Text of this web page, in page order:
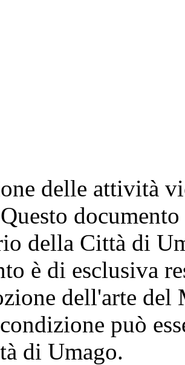
delle attività
della Città di
è di esclusiva
dell'arte del
può
di Umago.